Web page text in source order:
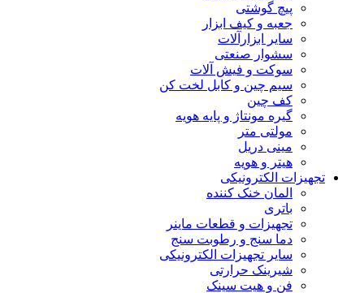
پیچ گوشتی
جعبه و کیف ابزار
سایر ابزارآلات
سشوار صنعتی
سوکت و فیش آلات
سیم چین و کابل لخت کن
کف چین
گیره مونتاژ و پایه هویه
مولتی متر
مینی دریل
هیتر و هویه
تجهیزات الکترونیکی
المان خنک کننده
باتری
تجهیزات و قطعات ماینر
دما سنج و رطوبت سنج
سایر تجهیزات الکترونیکی
شیرینک حرارتی
فن و هیت سینک